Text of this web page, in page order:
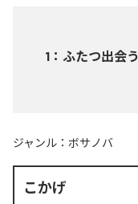
1 ： ふたつ出会う
ジャンル： ボサノバ
こかげ